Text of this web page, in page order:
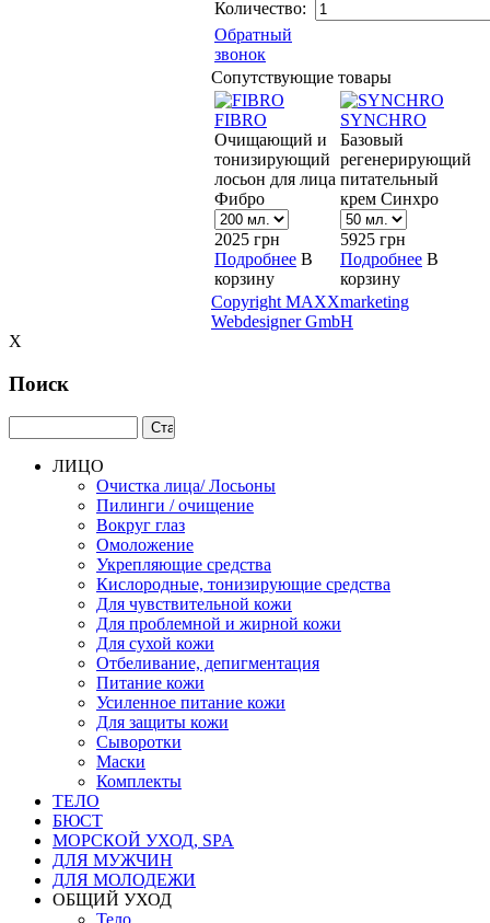
Количество:
Обратный
звонок
Сопутствующие товары
FIBRO
Очищающий и
тонизирующий
лосьон для лица
Фибро
2025 грн
Подробнее В
корзину
SYNCHRO
Базовый
регенерирующий
питательный
крем Синхро
5925 грн
Подробнее В
корзину
Copyright MAXXmarketing
Webdesigner GmbH
X
Поиск
ЛИЦО
Очистка лица/ Лосьоны
Пилинги / очищение
Вокруг глаз
Омоложение
Укрепляющие средства
Кислородные, тонизирующие средства
Для чувствительной кожи
Для проблемной и жирной кожи
Для сухой кожи
Отбеливание, депигментация
Питание кожи
Усиленное питание кожи
Для защиты кожи
Сыворотки
Маски
Комплекты
ТЕЛО
БЮСТ
МОРСКОЙ УХОД, SPA
ДЛЯ МУЖЧИН
ДЛЯ МОЛОДЕЖИ
ОБЩИЙ УХОД